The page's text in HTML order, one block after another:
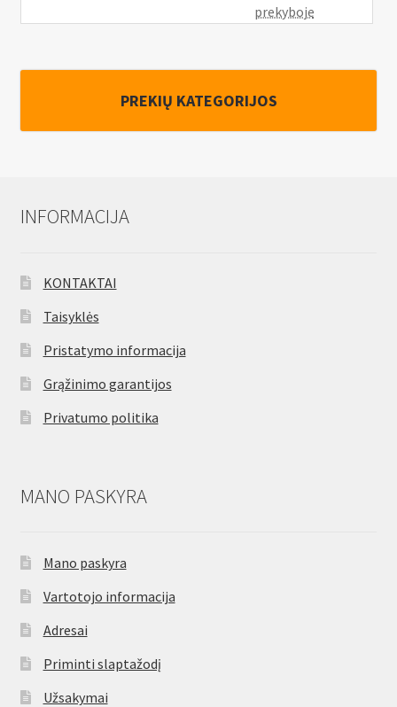
prekyboje
PREKIŲ KATEGORIJOS
INFORMACIJA
KONTAKTAI
Taisyklės
Pristatymo informacija
Grąžinimo garantijos
Privatumo politika
MANO PASKYRA
Mano paskyra
Vartotojo informacija
Adresai
Priminti slaptažodį
Užsakymai